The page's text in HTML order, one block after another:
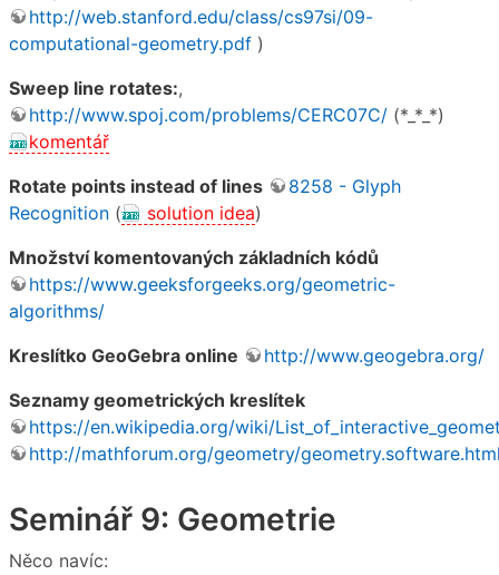
http://web.stanford.edu/class/cs97si/09-
computational-geometry.pdf )
Sweep line rotates:,
http://www.spoj.com/problems/CERC07C/ (*_*_*)
komentář
Rotate points instead of lines
8258 - Glyph
Recognition ( solution idea)
Množství komentovaných základních kódů
https://www.geeksforgeeks.org/geometric-
algorithms/
Kreslítko GeoGebra online
http://www.geogebra.org/
Seznamy geometrických kreslítek
https://en.wikipedia.org/wiki/
http://mathforum.org/geometry/
Seminář 9: Geometrie
Něco navíc: